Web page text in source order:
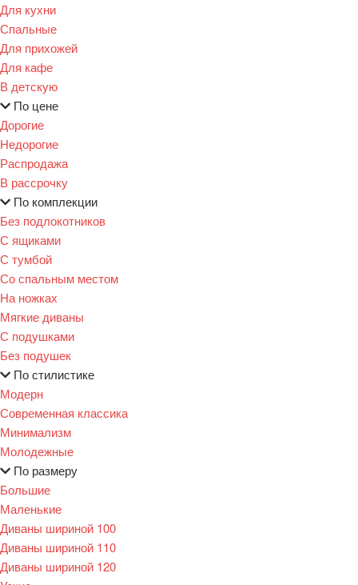
Для кухни
Спальные
Для прихожей
Для кафе
В детскую
По цене
Дорогие
Недорогие
Распродажа
В рассрочку
По комплекции
Без подлокотников
С ящиками
С тумбой
Со спальным местом
На ножках
Мягкие диваны
С подушками
Без подушек
По стилистике
Модерн
Современная классика
Минимализм
Молодежные
По размеру
Большие
Маленькие
Диваны шириной 100
Диваны шириной 110
Диваны шириной 120